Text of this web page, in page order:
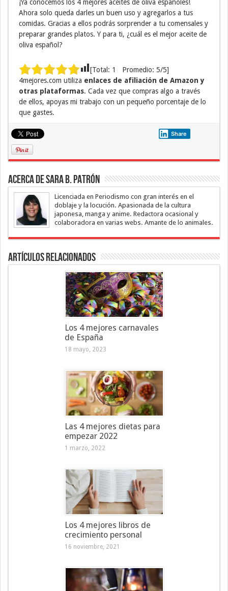
¡Ya conocemos los 4 mejores aceites de oliva españoles!
Ahora solo queda darles un buen uso y agregarlos a tus
comidas. Gracias a ellos podrás sorprender a tu comensales y
preparar grandes platos. Y para ti, ¿cuál es el mejor aceite de
oliva español?
[Total: 1 Promedio: 5/5]
4mejores.com utiliza enlaces de afiliación de Amazon y
otras plataformas. Cada vez que compras algo a través
de ellos, apoyas mi trabajo con un pequeño porcentaje de lo
que gastes.
Share
Acerca de Sara B. Patrón
Licenciada en Periodismo con gran interés en el
doblaje y la locución. Apasionada de la cultura
japonesa, manga y anime. Redactora ocasional y
colaboradora en varias webs. Amante de lo animales.
Artículos Relacionados
Los 4 mejores carnavales
de España
18 mayo, 2023
Las 4 mejores dietas para
empezar 2022
1 marzo, 2022
Los 4 mejores libros de
crecimiento personal
16 noviembre, 2021